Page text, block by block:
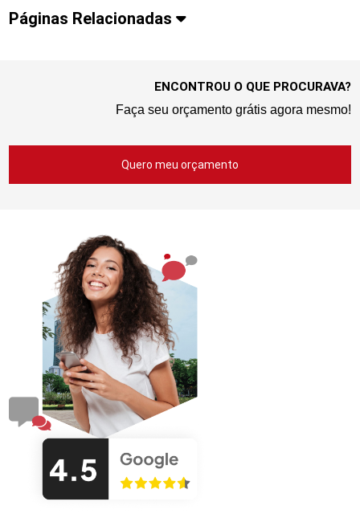
Páginas Relacionadas
ENCONTROU O QUE PROCURAVA?
Faça seu orçamento grátis agora mesmo!
Quero meu orçamento